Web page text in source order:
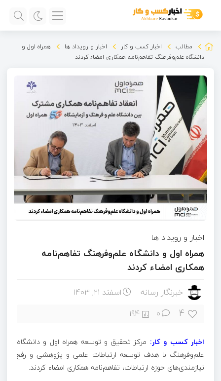
مطالب اخبار کسب و کار اخبار و رویداد ها
همراه اول و
دانشگاه علم‌وفرهنگ تفاهم‌نامه همکاری امضاء کردند
اخبار و رویداد ها
همراه اول و دانشگاه علم‌وفرهنگ تفاهم‌نامه
همکاری امضاء کردند
خبرنگار رسانه اسفند ۲۱, ۱۴۰۳
4
0
194
اخبار کسب و کار: مرکز تحقیق و توسعه همراه اول و دانشگاه
علم‌وفرهنگ با هدف توسعه ارتباطات علمی و پژوهشی و رفع
نیازمندی‌های حوزه ارتباطات، تفاهم‌نامه همکاری امضاء کردند.